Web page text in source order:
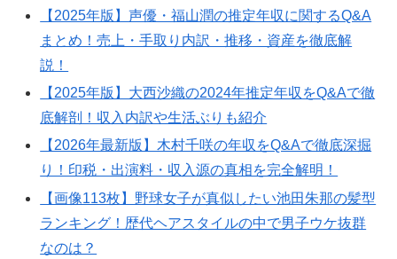
【2025年版】声優・福山潤の推定年収に関するQ&A
まとめ！売上・手取り内訳・推移・資産を徹底解
説！
【2025年版】大西沙織の2024年推定年収をQ&Aで徹
底解剖！収入内訳や生活ぶりも紹介
【2026年最新版】木村千咲の年収をQ&Aで徹底深掘
り！印税・出演料・収入源の真相を完全解明！
【画像113枚】野球女子が真似したい池田朱那の髪型
ランキング！歴代ヘアスタイルの中で男子ウケ抜群
なのは？